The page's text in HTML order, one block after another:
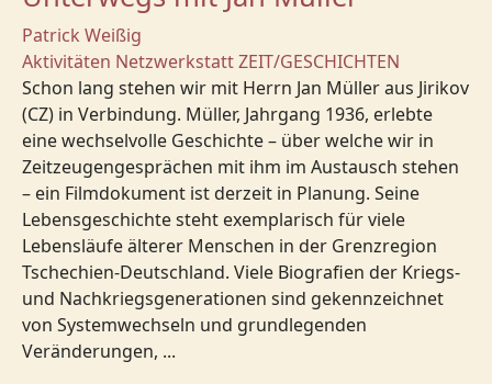
Patrick Weißig
Aktivitäten NetzwerkstattZEIT/GESCHICHTEN
Schon lang stehen wir mit Herrn Jan Müller aus Jirikov
(CZ) in Verbindung. Müller, Jahrgang 1936, erlebte
eine wechselvolle Geschichte – über welche wir in
Zeitzeugengesprächen mit ihm im Austausch stehen
– ein Filmdokument ist derzeit in Planung. Seine
Lebensgeschichte steht exemplarisch für viele
Lebensläufe älterer Menschen in der Grenzregion
Tschechien-Deutschland. Viele Biografien der Kriegs-
und Nachkriegsgenerationen sind gekennzeichnet
von Systemwechseln und grundlegenden
Veränderungen, ...